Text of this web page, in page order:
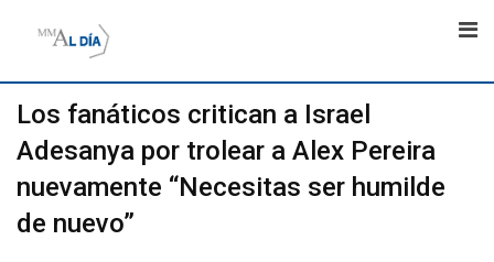
Los fanáticos critican a Israel
Adesanya por trolear a Alex Pereira
nuevamente “Necesitas ser humilde
de nuevo”